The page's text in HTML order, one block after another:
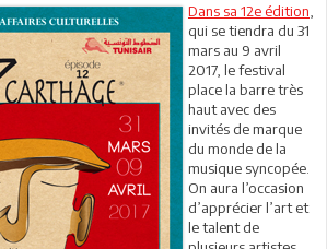
Dans sa 12e édition
qui se tiendra du 31
mars au 9 avril
2017, le festival
place la barre très
haut avec des
invités de marque
du monde de la
musique syncopée.
On aura l’occasion
d’apprécier l’art et
le talent de